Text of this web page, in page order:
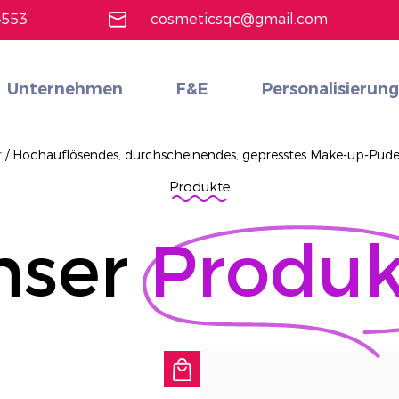
cosmeticsqc@gmail.com
Unternehmen F&E Personalisierung
/ Hochauflösendes, durchscheinendes, gepresstes Make-up-
Produkte